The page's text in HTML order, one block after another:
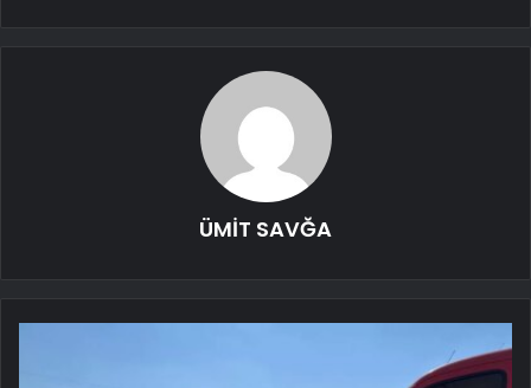
ÜMİT SAVĞA